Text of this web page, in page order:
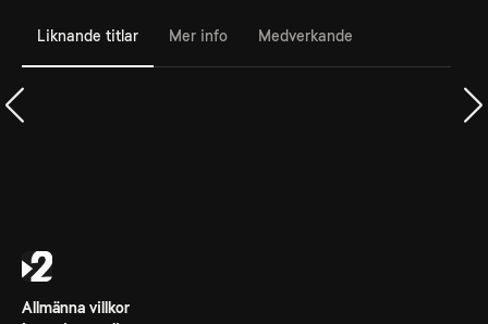
Liknande titlar Mer info Medverkande
Allmänna villkor